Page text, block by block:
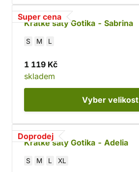
Super cena
Krátké šaty Gotika - Sabrina
S M L
1 119 Kč
skladem
Vyber velikost
Doprodej
Krátké šaty Gotika - Adelia
S M L XL